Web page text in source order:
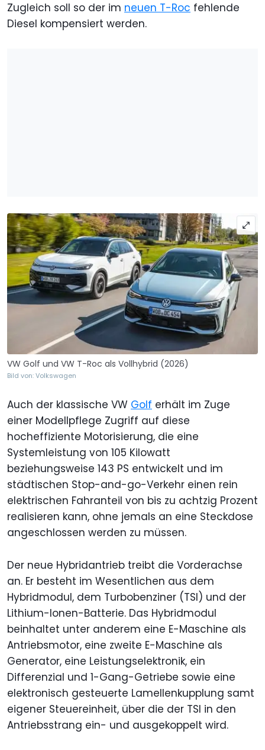
Zugleich soll so der im neuen T-Roc fehlende
Diesel kompensiert werden.
VW Golf und VW T-Roc als Vollhybrid (2026)
Bild von: Volkswagen
Auch der klassische VW Golf erhält im Zuge
einer Modellpflege Zugriff auf diese
hocheffiziente Motorisierung, die eine
Systemleistung von 105 Kilowatt
beziehungsweise 143 PS entwickelt und im
städtischen Stop-and-go-Verkehr einen rein
elektrischen Fahranteil von bis zu achtzig Prozent
realisieren kann, ohne jemals an eine Steckdose
angeschlossen werden zu müssen.
Der neue Hybridantrieb treibt die Vorderachse
an. Er besteht im Wesentlichen aus dem
Hybridmodul, dem Turbobenziner (TSI) und der
Lithium-Ionen-Batterie. Das Hybridmodul
beinhaltet unter anderem eine E-Maschine als
Antriebsmotor, eine zweite E-Maschine als
Generator, eine Leistungselektronik, ein
Differenzial und 1-Gang-Getriebe sowie eine
elektronisch gesteuerte Lamellenkupplung samt
eigener Steuereinheit, über die der TSI in den
Antriebsstrang ein- und ausgekoppelt wird.